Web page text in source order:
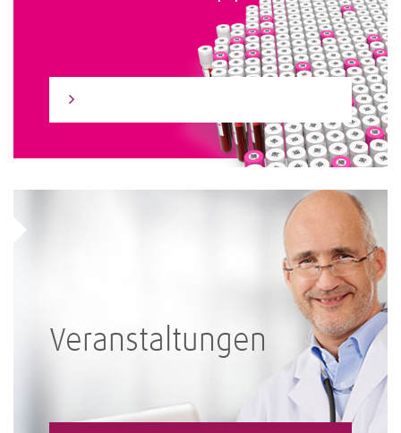
Veranstaltungen